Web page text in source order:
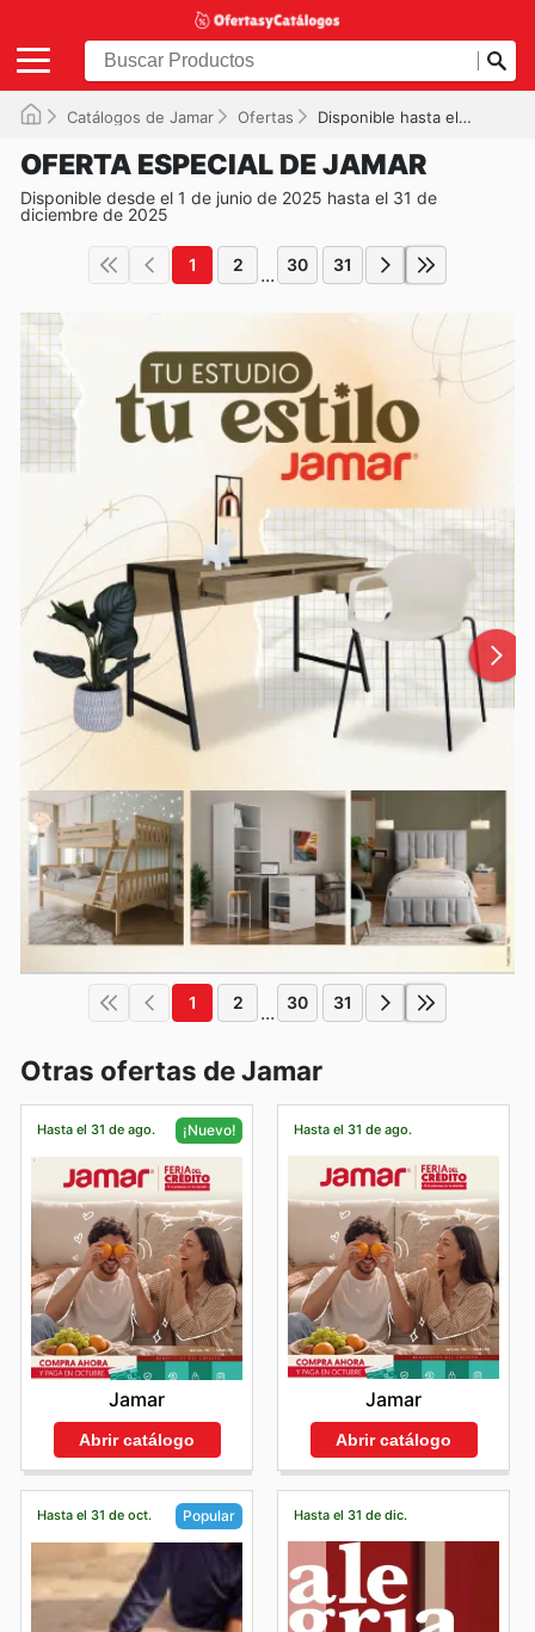
Catálogos de Jamar Ofertas Disponible hasta el 31/12/2025
OFERTA ESPECIAL DE JAMAR
Disponible desde el 1 de junio de 2025 hasta el 31 de
diciembre de 2025
1 2 ... 30 31
1 2 ... 30 31
Otras ofertas de Jamar
Hasta el 31 de ago. ¡Nuevo!
Jamar
Abrir catálogo
Hasta el 31 de ago.
Jamar
Abrir catálogo
Hasta el 31 de oct. Popular Hasta el 31 de dic.